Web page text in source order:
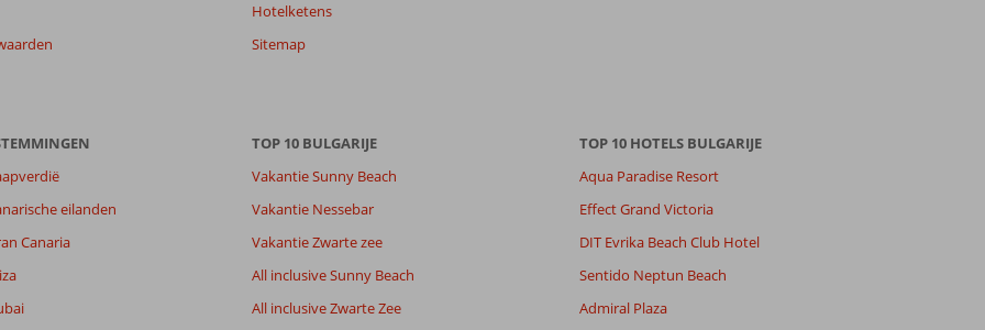
Hotelketens
Sitemap
eilanden
Canaria
TOP 10 BULGARIJE
Vakantie Sunny Beach
Vakantie Nessebar
Vakantie Zwarte zee
All inclusive Sunny Beach
All inclusive Zwarte Zee
TOP 10 HOTELS BULGARIJE
Aqua Paradise Resort
Effect Grand Victoria
DIT Evrika Beach Club Hotel
Sentido Neptun Beach
Admiral Plaza